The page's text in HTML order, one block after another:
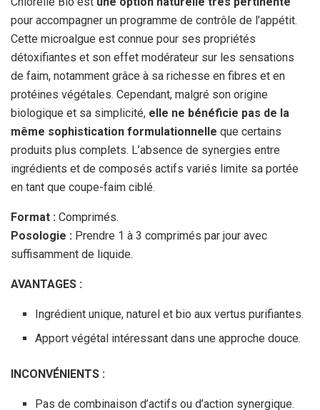
pour accompagner un programme de contrôle de l’appétit.
Cette microalgue est connue pour ses propriétés
détoxifiantes et son effet modérateur sur les sensations
de faim, notamment grâce à sa richesse en fibres et en
protéines végétales. Cependant, malgré son origine
biologique et sa simplicité, elle ne bénéficie pas de la
même sophistication formulationnelle que certains
produits plus complets. L’absence de synergies entre
ingrédients et de composés actifs variés limite sa portée
en tant que coupe-faim ciblé.
Format : Comprimés.
Posologie : Prendre 1 à 3 comprimés par jour avec
suffisamment de liquide.
AVANTAGES :
Ingrédient unique, naturel et bio aux vertus purifiantes.
Apport végétal intéressant dans une approche douce.
INCONVÉNIENTS :
Pas de combinaison d’actifs ou d’action synergique.